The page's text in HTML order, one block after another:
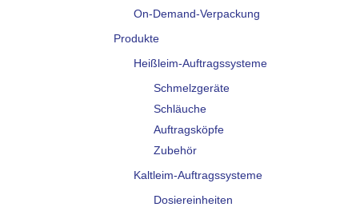
On-Demand-Verpackung
Produkte
Heißleim-Auftragssysteme
Schmelzgeräte
Schläuche
Auftragsköpfe
Zubehör
Kaltleim-Auftragssysteme
Dosiereinheiten